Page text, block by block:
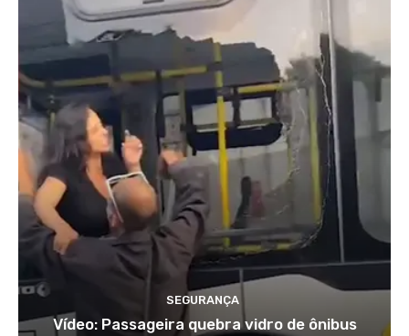
SEGURANÇA
Vídeo: Passageira quebra vidro de ônibus